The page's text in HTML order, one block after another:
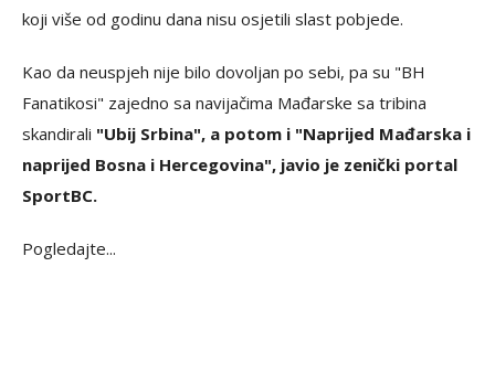
koji više od godinu dana nisu osjetili slast pobjede.
Kao da neuspjeh nije bilo dovoljan po sebi, pa su "BH
Fanatikosi" zajedno sa navijačima Mađarske sa tribina
skandirali "Ubij Srbina", a potom i "Naprijed Mađarska i
naprijed Bosna i Hercegovina", javio je zenički portal
SportBC.
Pogledajte...